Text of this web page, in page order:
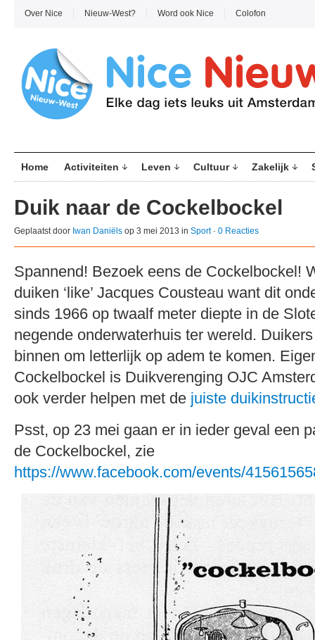
Over Nice Nieuw-West? Word ook Nice Colofon
Home Activiteiten Leven Cultuur Zakelijk
Duik naar de Cockelbockel
Geplaatst door Iwan Daniëls op 3 mei 2013 in Sport· 0 Reacties
Spannend! Bezoek eens de Cockelbockel!
duiken ‘like’ Jacques Cousteau want dit
sinds 1966 op twaalf meter diepte in de
negende onderwaterhuis ter wereld.
binnen om letterlijk op adem te komen.
Cockelbockel is Duikverenging OJC
ook verder helpen met de juiste
Psst, op 23 mei gaan er in ieder geval een
de Cockelbockel, zie
https://www.facebook.com/events/